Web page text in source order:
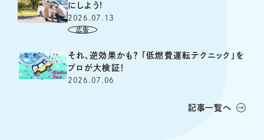
にしよう!
2026.07.13
それ、逆効果かも？ 「低燃費運転テクニック」を
プロが大検証！
2026.07.06
記事一覧へ